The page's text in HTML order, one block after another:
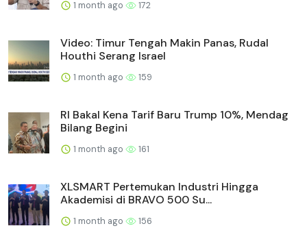
1 month ago 172
Video: Timur Tengah Makin Panas, Rudal
Houthi Serang Israel
1 month ago 159
RI Bakal Kena Tarif Baru Trump 10%, Mendag
Bilang Begini
1 month ago 161
XLSMART Pertemukan Industri Hingga
Akademisi di BRAVO 500 Su...
1 month ago 156